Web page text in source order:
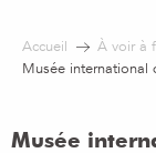
contenu
Accueil À voir à
Musée international
Musée